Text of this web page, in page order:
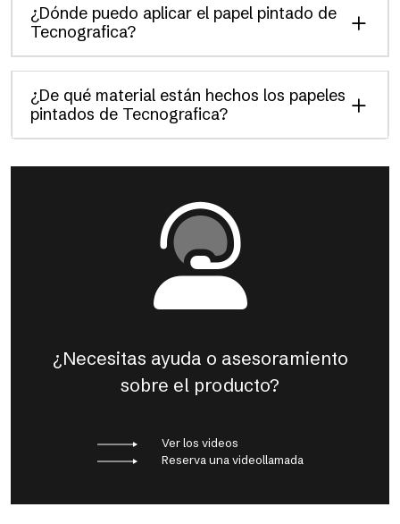
¿Dónde puedo aplicar el papel pintado de
Tecnografica?
¿De qué material están hechos los papeles
pintados de Tecnografica?
¿Necesitas ayuda o asesoramiento
sobre el producto?
Ver los videos
Reserva una videollamada